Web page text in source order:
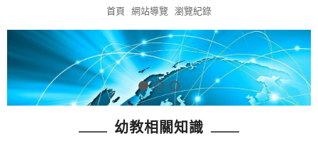
首頁 網站導覽 瀏覽紀錄
幼教相關知識